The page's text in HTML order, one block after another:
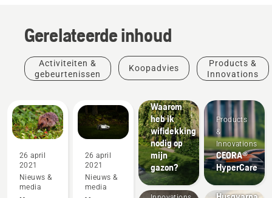
Gerelateerde inhoud
Activiteiten &
gebeurtenissen
Koopadvies
Products &
Innovations
26 april
2021
Nieuws &
media
26 april
2021
Nieuws &
media
Waarom
heb ik
wifidekking
nodig op
mijn
gazon?
Products
&
Products
&
Innovations
CEORA®
HyperCare
Products
&
Innovations